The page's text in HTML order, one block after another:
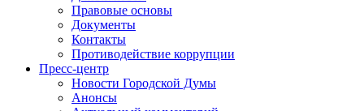
Правовые основы
Документы
Контакты
Противодействие коррупции
Пресс-центр
Новости Городской Думы
Анонсы